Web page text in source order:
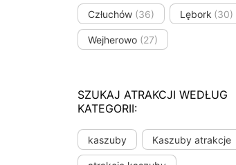
Człuchów (36) Lębork (30)
Wejherowo (27)
SZUKAJ ATRAKCJI WEDŁUG
KATEGORII:
kaszuby Kaszuby atrakcje